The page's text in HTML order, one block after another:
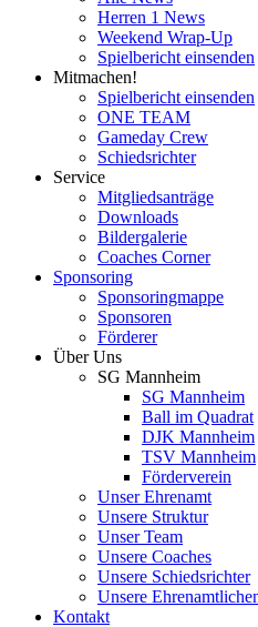
Herren 1 News
Weekend Wrap-Up
Spielbericht einsenden
Mitmachen!
Spielbericht einsenden
ONE TEAM
Gameday Crew
Schiedsrichter
Service
Mitgliedsanträge
Downloads
Bildergalerie
Coaches Corner
Sponsoring
Sponsoringmappe
Sponsoren
Förderer
Über Uns
SG Mannheim
SG Mannheim
Ball im Quadrat
DJK Mannheim
TSV Mannheim
Förderverein
Unser Ehrenamt
Unsere Struktur
Unser Team
Unsere Coaches
Unsere Schiedsrichter
Unsere
Kontakt